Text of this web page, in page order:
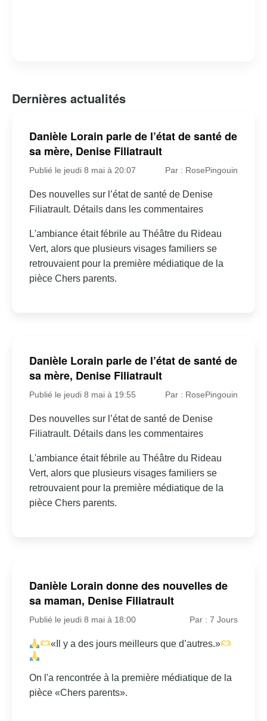
Dernières actualités
Danièle Lorain parle de l’état de santé de
sa mère, Denise Filiatrault
Publié le jeudi 8 mai à 20:07 Par : RosePingouin
Des nouvelles sur l’état de santé de Denise
Filiatrault. Détails dans les commentaires
L'ambiance était fébrile au Théâtre du Rideau
Vert, alors que plusieurs visages familiers se
retrouvaient pour la première médiatique de la
pièce Chers parents.
Danièle Lorain parle de l’état de santé de
sa mère, Denise Filiatrault
Publié le jeudi 8 mai à 19:55 Par : RosePingouin
Des nouvelles sur l’état de santé de Denise
Filiatrault. Détails dans les commentaires
L'ambiance était fébrile au Théâtre du Rideau
Vert, alors que plusieurs visages familiers se
retrouvaient pour la première médiatique de la
pièce Chers parents.
Danièle Lorain donne des nouvelles de
sa maman, Denise Filiatrault
Publié le jeudi 8 mai à 18:00 Par : 7 Jours
«Il y a des jours meilleurs que d’autres.»
On l'a rencontrée à la première médiatique de la
pièce «Chers parents».